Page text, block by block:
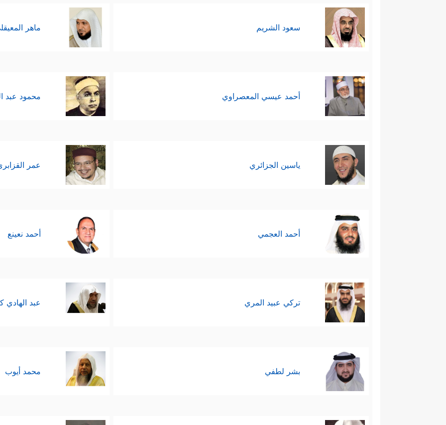
سعود الشريم ماهر
أحمد عيسي المعصراوي محمود عبد
ياسين الجزائري عمر
أحمد العجمي أحمد نعينع
تركي عبيد المري عبد الهادي
بشر لطفي محمد أيوب